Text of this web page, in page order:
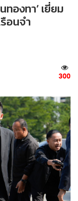
องทา’ เยี่ยม
อนจำ
300